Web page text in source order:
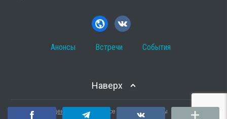
Анонсы Встречи События
Наверх
Онлайн пресс-центр от PREX © Все права защищены